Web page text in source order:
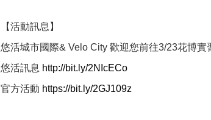
【活動訊息】
悠活城市國際& Velo City 歡迎您前往3/23花博實
悠活訊息 http://bit.ly/2NIcECo
官方活動 https://bit.ly/2GJ109z